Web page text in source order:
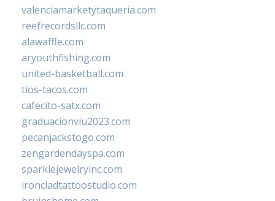
valenciamarketytaqueria.com
reefrecordsllc.com
alawaffle.com
aryouthfishing.com
united-basketball.com
tios-tacos.com
cafecito-satx.com
graduacionviu2023.com
pecanjackstogo.com
zengardendayspa.com
sparklejewelryinc.com
ironcladtattoostudio.com